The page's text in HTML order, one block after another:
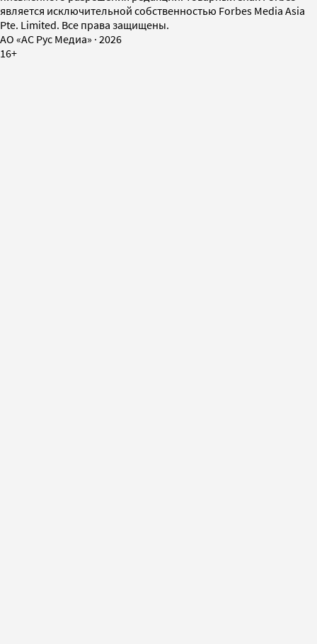
является исключительной собственностью Forbes Media Asia
Pte. Limited. Все права защищены.
AO «АС Рус Медиа» · 2026
16+